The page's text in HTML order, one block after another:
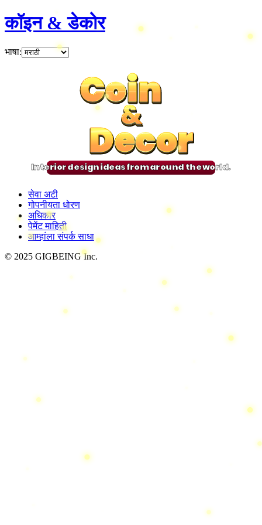
कॉइन & डेकोर
भाषा:
Coin
&
Decor
Coin
&
Decor
Coin
&
Decor
Coin
&
Decor
Interior design ideas from around the world.
सेवा अटी
गोपनीयता धोरण
अधिकार
पेमेंट माहिती
आम्हांला संपर्क साधा
© 2025 GIGBEING Inc.